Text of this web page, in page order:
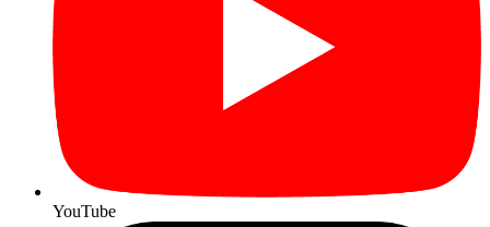
YouTube